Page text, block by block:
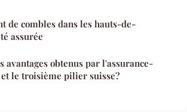
de combles dans les hauts-de-
assurée
avantages obtenus par l'assurance-
le troisième pilier suisse?